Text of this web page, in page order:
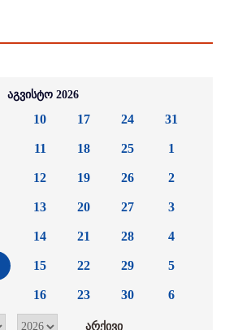
აგვისტო 2026
10
11
12
13
14
15
16
17
18
19
20
21
22
23
24
25
26
27
28
29
30
31
1
2
3
4
5
6